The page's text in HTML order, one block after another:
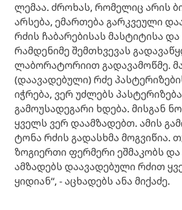
ლემაა. ძროხას, რომელიც არის
არსება, ემართება გარკვეული
რძის ჩაბარებისას მასტიტისა
რამდენიმე შემთხვევას
ლაბორატორიით გადავამოწმე.
(დაავადებული) რძე
იჭრება, ვერ უძლებს
გამოუსადეგარი ხდება. მისგან
ყველს ვერ დაამზადებთ. ამის
ტონა რძის გადასხმა მოგვიწია.
ზოგიერთი ფერმერი ეშმაკობს და
ამზადებს დაავადებული რძით
ყიდიან“, - აცხადებს ანა მიქაძე.